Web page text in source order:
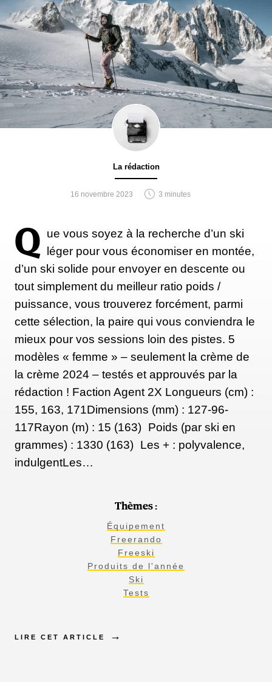
La rédaction
16 novembre 2023 3 minutes
Q ue vous soyez à la recherche d’un ski
léger pour vous économiser en montée,
d’un ski solide pour envoyer en descente ou
tout simplement du meilleur ratio poids /
puissance, vous trouverez forcément, parmi
cette sélection, la paire qui vous conviendra le
mieux pour vos sessions loin des pistes. 5
modèles « femme » – seulement la crème de
la crème 2024 – testés et approuvés par la
rédaction ! Faction Agent 2X Longueurs (cm) :
155, 163, 171Dimensions (mm) : 127-96-
117Rayon (m) : 15 (163) Poids (par ski en
grammes) : 1330 (163) Les + : polyvalence,
indulgentLes…
Thèmes :
Équipement
Freerando
Freeski
Produits de l'année
Ski
Tests
LIRE CET ARTICLE